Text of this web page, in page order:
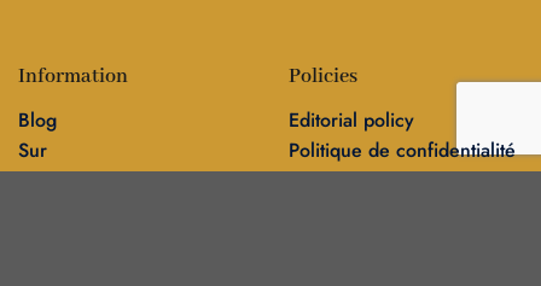
Information
Blog
Sur
Editorial team
Policies
Editorial policy
Politique de confidentialité